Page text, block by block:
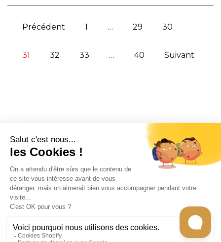
Précédent 1 … 29 30
31 32 33 … 40 Suivant
CONTACT
INFORMATION
EN SAVOIR PLUS
RECEVEZ LES RECETTES DE CHEF CARO